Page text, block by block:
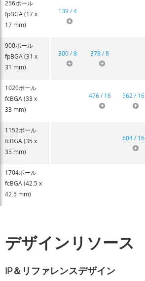
256ボール
fpBGA (17 x
17 mm)
139 / 4
900ボール
fpBGA (31 x
31 mm)
300 / 8 378 / 8
1020ボール
fcBGA (33 x
33 mm)
476 / 16 562 / 16
1152ボール
fcBGA (35 x
35 mm)
604 / 16
1704ボール
fcBGA (42.5 x
42.5 mm)
デザインリソース
IP＆リファレンスデザイン